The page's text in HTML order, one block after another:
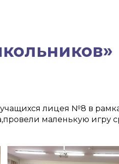
лицея №8 в
маленькую игру